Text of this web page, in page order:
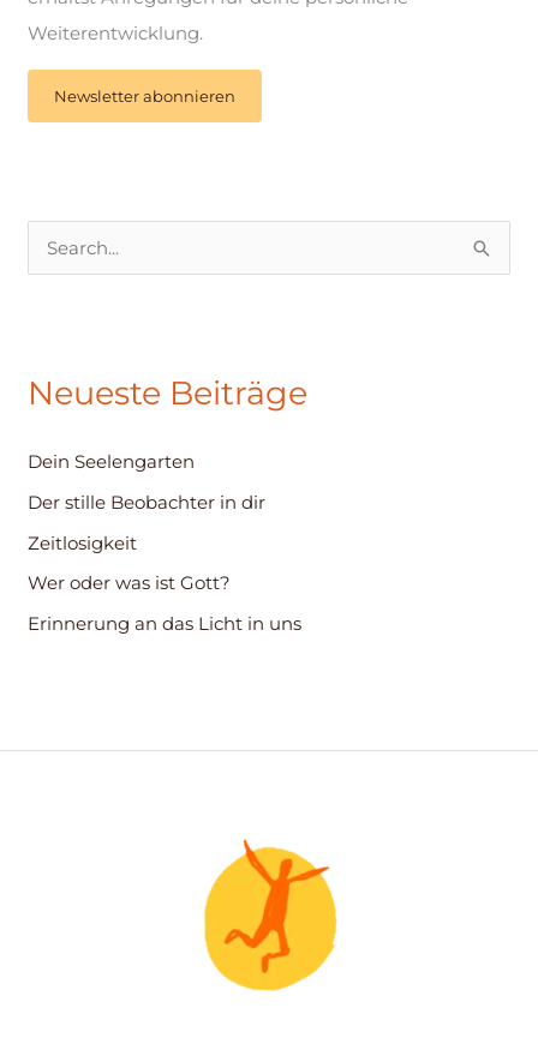
Weiterentwicklung.
Newsletter abonnieren
e
n
a
c
h
:
Neueste Beiträge
Dein Seelengarten
Der stille Beobachter in dir
Zeitlosigkeit
Wer oder was ist Gott?
Erinnerung an das Licht in uns